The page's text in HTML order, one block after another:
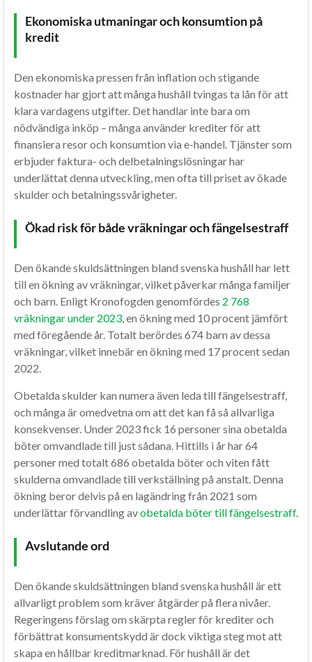
Ekonomiska utmaningar och konsumtion på
kredit
Den ekonomiska pressen från inflation och stigande
kostnader har gjort att många hushåll tvingas ta lån för att
klara vardagens utgifter. Det handlar inte bara om
nödvändiga inköp – många använder krediter för att
finansiera resor och konsumtion via e-handel. Tjänster som
erbjuder faktura- och delbetalningslösningar har
underlättat denna utveckling, men ofta till priset av ökade
skulder och betalningssvårigheter.
Ökad risk för både vräkningar och fängelsestraff
Den ökande skuldsättningen bland svenska hushåll har lett
till en ökning av vräkningar, vilket påverkar många familjer
och barn. Enligt Kronofogden genomfördes 2 768
vräkningar under 2023, en ökning med 10 procent jämfört
med föregående år. Totalt berördes 674 barn av dessa
vräkningar, vilket innebär en ökning med 17 procent sedan
2022.
Obetalda skulder kan numera även leda till fängelsestraff,
och många är omedvetna om att det kan få så allvarliga
konsekvenser. Under 2023 fick 16 personer sina obetalda
böter omvandlade till just sådana. Hittills i år har 64
personer med totalt 686 obetalda böter och viten fått
skulderna omvandlade till verkställning på anstalt. Denna
ökning beror delvis på en lagändring från 2021 som
underlättar förvandling avobetalda böter till fängelsestraff.
Avslutande ord
Den ökande skuldsättningen bland svenska hushåll är ett
allvarligt problem som kräver åtgärder på flera nivåer.
Regeringens förslag om skärpta regler för krediter och
förbättrat konsumentskydd är dock viktiga steg mot att
skapa en hållbar kreditmarknad. För hushåll är det